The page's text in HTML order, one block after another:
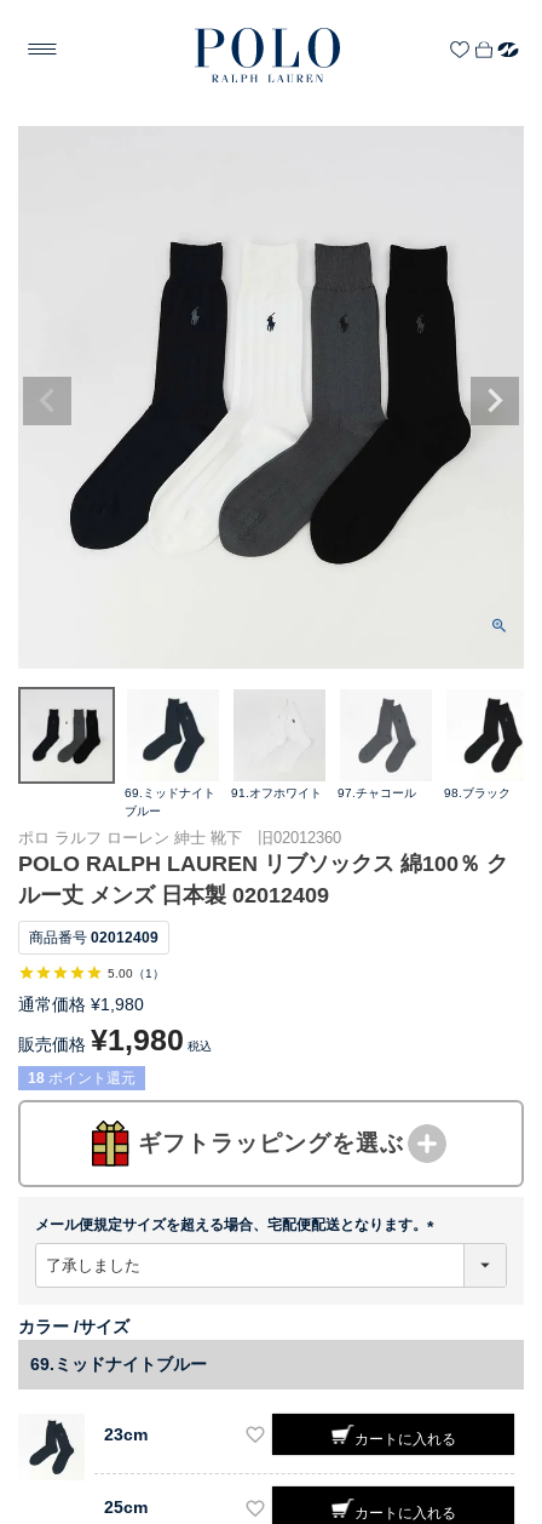
69.ミッドナイト
ブルー
91.オフホワイト 97.チャコール 98.ブラック
ポロ ラルフ ローレン 紳士 靴下 旧02012360
POLO RALPH LAUREN リブソックス 綿100％ ク
ルー丈 メンズ 日本製 02012409
商品番号 02012409
5.00 （1 ）
通常価格 ¥1,980
販売価格 ¥1,980 税込
18 ポイント還元
ギフトラッピングを選ぶ
メール便規定サイズを超える場合、宅配便配送となります。
カラー サイズ
69.ミッドナイトブルー
23cm カートに入れる
25cm カートに入れる